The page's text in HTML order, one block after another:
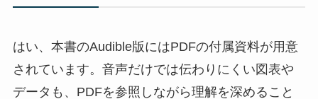
はい、本書のAudible版にはPDFの付属資料が用意
されています。音声だけでは伝わりにくい図表や
データも、PDFを参照しながら理解を深めること